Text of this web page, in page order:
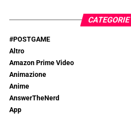
CATEGORIE
#POSTGAME
Altro
Amazon Prime Video
Animazione
Anime
AnswerTheNerd
App